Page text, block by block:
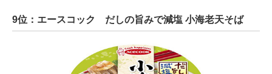
9位：エースコック だしの旨みで減塩 小海老天そば